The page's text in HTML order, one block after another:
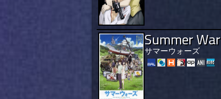
Summer
サマーウォーズ